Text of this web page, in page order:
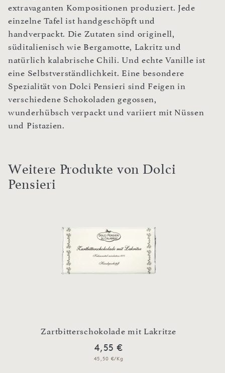
extravaganten Kompositionen produziert. Jede
einzelne Tafel ist handgeschöpft und
handverpackt. Die Zutaten sind originell,
süditalienisch wie Bergamotte, Lakritz und
natürlich kalabrische Chili. Und echte Vanille ist
eine Selbstverständlichkeit. Eine besondere
Spezialität von Dolci Pensieri sind Feigen in
verschiedene Schokoladen gegossen,
wunderhübsch verpackt und variiert mit Nüssen
und Pistazien.
Weitere Produkte von Dolci
Pensieri
Zartbitterschokolade mit Lakritze
4,55 €
45,50 €/Kg